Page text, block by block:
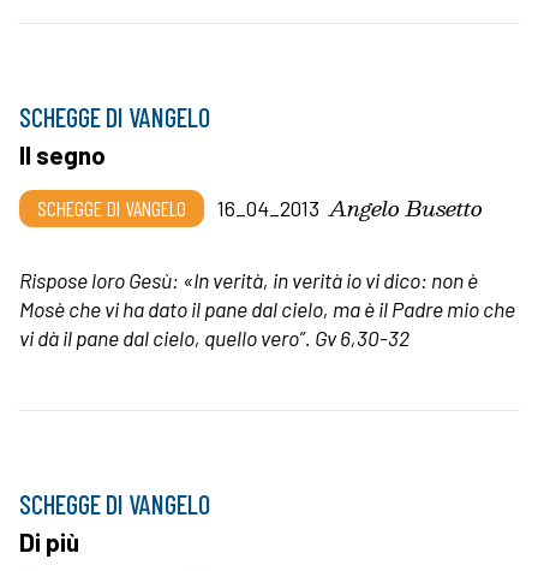
SCHEGGE DI VANGELO
Il segno
SCHEGGE DI VANGELO 16_04_2013 Angelo Busetto
Rispose loro Gesù: «In verità, in verità io vi dico: non è
Mosè che vi ha dato il pane dal cielo, ma è il Padre mio che
vi dà il pane dal cielo, quello vero”. Gv 6,30-32
SCHEGGE DI VANGELO
Di più